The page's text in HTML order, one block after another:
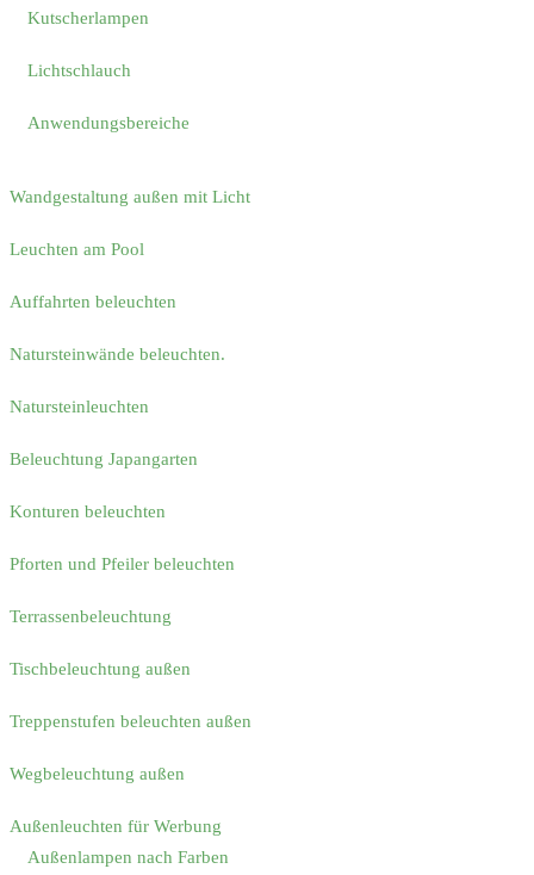
Kutscherlampen
Lichtschlauch
Anwendungsbereiche
Wandgestaltung außen mit Licht
Leuchten am Pool
Auffahrten beleuchten
Natursteinwände beleuchten.
Natursteinleuchten
Beleuchtung Japangarten
Konturen beleuchten
Pforten und Pfeiler beleuchten
Terrassenbeleuchtung
Tischbeleuchtung außen
Treppenstufen beleuchten außen
Wegbeleuchtung außen
Außenleuchten für Werbung
Außenlampen nach Farben